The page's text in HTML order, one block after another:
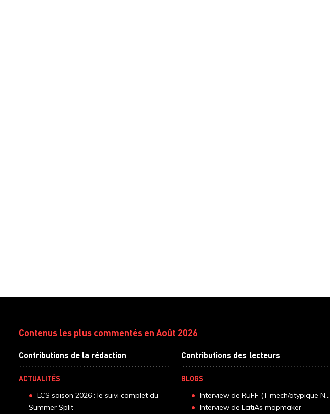
Contenus les plus commentés en Août 2026
Contributions de la rédaction
ACTUALITÉS
LCS saison 2026 : le suivi complet du
Summer Split
Contributions des lecteurs
BLOGS
Interview de RuFF (T mech/atypique N...
Interview de LatiAs mapmaker